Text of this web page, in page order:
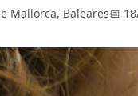
Mallorca, Baleares📅